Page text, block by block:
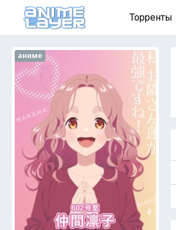
Торренты
аниме